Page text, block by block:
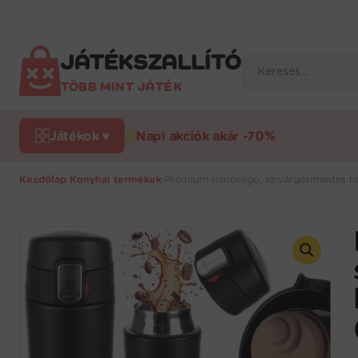
JÁTÉKSZALLÍTÓ
TÖBB MINT JÁTÉK
search
Játékok ▾ Napi akciók akár -70%
Kezdőlap Konyhai termékek Prémium minőségű, szivárgásmentes